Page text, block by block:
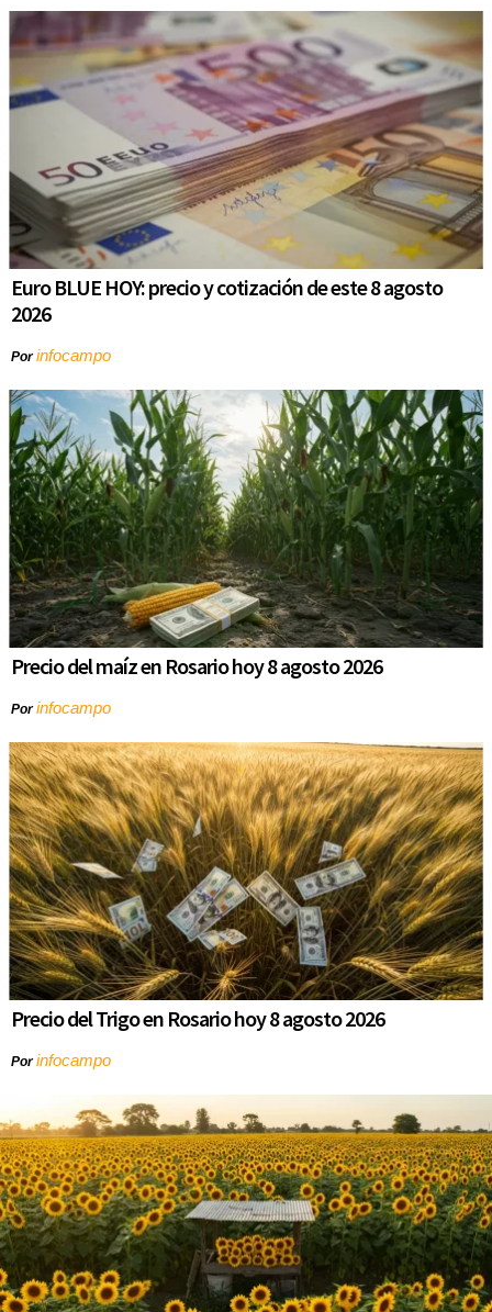
Euro BLUE HOY: precio y cotización de este 8 agosto
2026
Porinfocampo
Precio del maíz en Rosario hoy 8 agosto 2026
Porinfocampo
Precio del Trigo en Rosario hoy 8 agosto 2026
Porinfocampo